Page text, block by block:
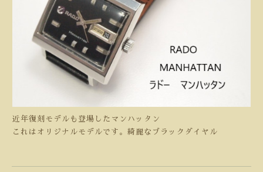
近年復刻モデルも登場したマンハッタン
これはオリジナルモデルです。綺麗なブラックダイヤル